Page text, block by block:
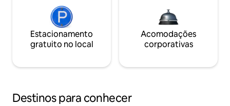
Estacionamento
gratuito no local
Acomodações
corporativas
Destinos para conhecer